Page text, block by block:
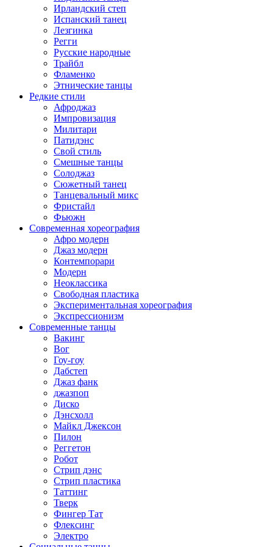
Ирландский степ
Испанский танец
Лезгинка
Регги
Русские народные
Трайбл
Фламенко
Этнические танцы
Редкие стили
Афроджаз
Импровизация
Милитари
Патидэнс
Свой стиль
Смешные танцы
Солоджаз
Сюжетный танец
Танцевальный микс
Фристайл
Фьюжн
Современная хореография
Афро модерн
Джаз модерн
Контемпорари
Модерн
Неоклассика
Свободная пластика
Экспериментальная хореография
Экспрессионизм
Современные танцы
Вакинг
Вог
Гоу-гоу
Дабстеп
Джаз фанк
джазпоп
Диско
Дэнсхолл
Майкл Джексон
Пилон
Реггетон
Робот
Стрип дэнс
Стрип пластика
Таттинг
Тверк
Фингер Тат
Флексинг
Электро